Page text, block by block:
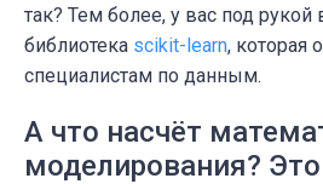
так? Тем более, у вас под рукой
библиотека scikit-learn, которая
специалистам по данным.
А что насчёт
моделирования?